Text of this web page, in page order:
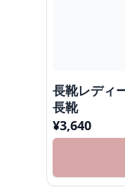
長靴レディ
長靴
¥3,640